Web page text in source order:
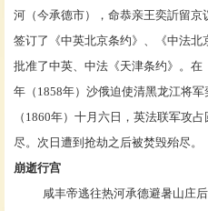
河 （今承德市），命恭亲王奕訢留京
签订了《中英北京条约》、《中法北
批准了中英、中法《天津条约》。
年（1858年）沙俄迫使清黑龙江将军
（1860年）十月六日，英法联军攻
尽。次日遭到抢劫之后被焚毁殆尽。
崩逝行宫
咸丰帝逃往热河承德避暑山庄